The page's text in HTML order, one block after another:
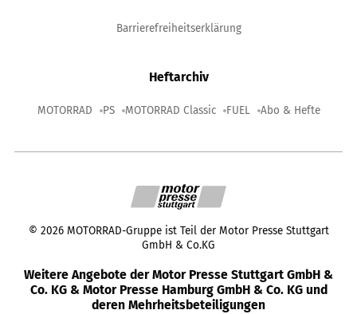
Barrierefreiheitserklärung
Heftarchiv
MOTORRAD PS MOTORRAD Classic FUEL Abo & Hefte
© 2026 MOTORRAD-Gruppe ist Teil der Motor Presse Stuttgart
GmbH & Co.KG
Weitere Angebote der Motor Presse Stuttgart GmbH &
Co. KG & Motor Presse Hamburg GmbH & Co. KG und
deren Mehrheitsbeteiligungen